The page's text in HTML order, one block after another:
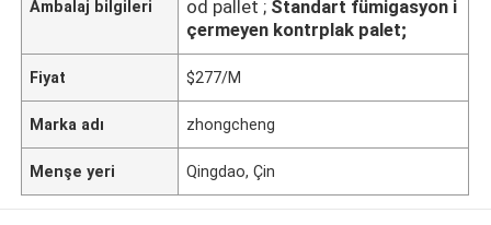
Ambalaj bilgileri
od pallet ; Standart fümigasyon i
çermeyen kontrplak palet;
Fiyat $277/M
Marka adı zhongcheng
Menşe yeri Qingdao, Çin